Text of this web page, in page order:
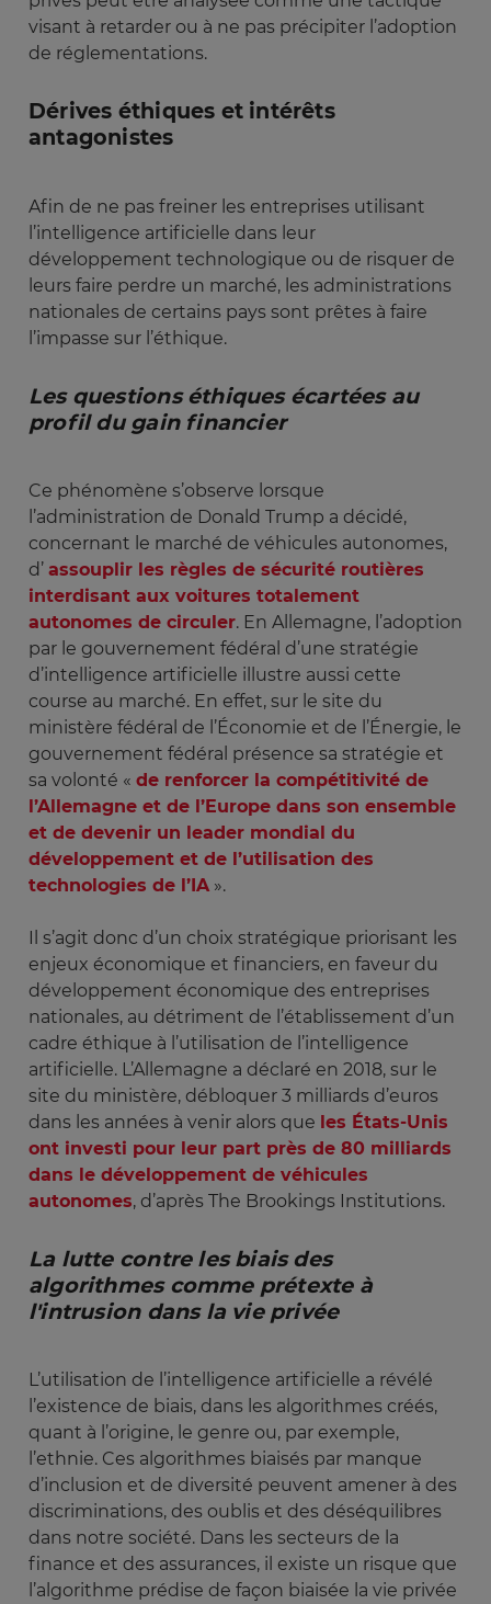
visant à retarder ou à ne pas précipiter l’adoption
de réglementations.
Dérives éthiques et intérêts
antagonistes
Afin de ne pas freiner les entreprises utilisant
l’intelligence artificielle dans leur
développement technologique ou de risquer de
leurs faire perdre un marché, les administrations
nationales de certains pays sont prêtes à faire
l’impasse sur l’éthique.
Les questions éthiques écartées au
profil du gain financier
Ce phénomène s’observe lorsque
l’administration de Donald Trump a décidé,
concernant le marché de véhicules autonomes,
d’ assouplir les règles de sécurité routières
interdisant aux voitures totalement
autonomes de circuler. En Allemagne, l’adoption
par le gouvernement fédéral d’une stratégie
d’intelligence artificielle illustre aussi cette
course au marché. En effet, sur le site du
ministère fédéral de l’Économie et de l’Énergie, le
gouvernement fédéral présence sa stratégie et
sa volonté « de renforcer la compétitivité de
l’Allemagne et de l’Europe dans son ensemble
et de devenir un leader mondial du
développement et de l’utilisation des
technologies de l’IA».
Il s’agit donc d’un choix stratégique priorisant les
enjeux économique et financiers, en faveur du
développement économique des entreprises
nationales, au détriment de l’établissement d’un
cadre éthique à l’utilisation de l’intelligence
artificielle. L’Allemagne a déclaré en 2018, sur le
site du ministère, débloquer 3 milliards d’euros
dans les années à venir alors que les États-Unis
ont investi pour leur part près de 80 milliards
dans le développement de véhicules
autonomes, d’après The Brookings Institutions.
La lutte contre les biais des
algorithmes comme prétexte à
l'intrusion dans la vie privée
L’utilisation de l’intelligence artificielle a révélé
l’existence de biais, dans les algorithmes créés,
quant à l’origine, le genre ou, par exemple,
l’ethnie. Ces algorithmes biaisés par manque
d’inclusion et de diversité peuvent amener à des
discriminations, des oublis et des déséquilibres
dans notre société. Dans les secteurs de la
finance et des assurances, il existe un risque que
l’algorithme prédise de façon biaisée la vie privée